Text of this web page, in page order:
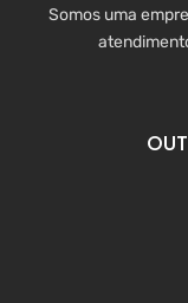
Somos uma